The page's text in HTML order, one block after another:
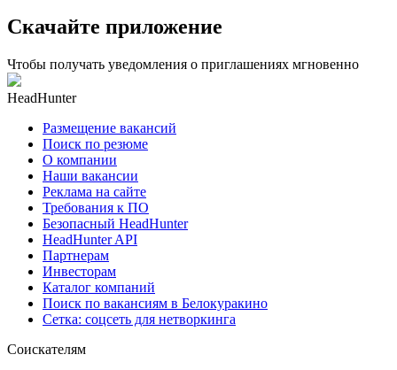
Скачайте приложение
Чтобы получать уведомления о приглашениях мгновенно
HeadHunter
Размещение вакансий
Поиск по резюме
О компании
Наши вакансии
Реклама на сайте
Требования к ПО
Безопасный HeadHunter
HeadHunter API
Партнерам
Инвесторам
Каталог компаний
Поиск по вакансиям в Белокуракино
Сетка: соцсеть для нетворкинга
Соискателям